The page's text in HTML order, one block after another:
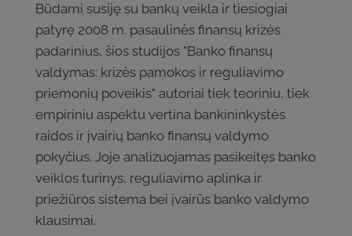
Būdami susiję su bankų veikla ir tiesiogiai
patyrę 2008 m. pasaulinės finansų krizės
padarinius, šios studijos "Banko finansų
valdymas: krizės pamokos ir reguliavimo
priemonių poveikis" autoriai tiek teoriniu, tiek
empiriniu aspektu vertina bankininkystės
raidos ir įvairių banko finansų valdymo
pokyčius. Joje analizuojamas pasikeitęs banko
veiklos turinys, reguliavimo aplinka ir
priežiūros sistema bei įvairūs banko valdymo
klausimai.